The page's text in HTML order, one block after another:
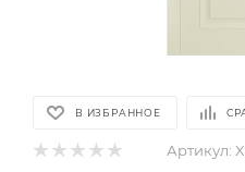
В ИЗБРАННОЕ
Артикул: